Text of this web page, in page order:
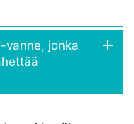
vanne, jonka